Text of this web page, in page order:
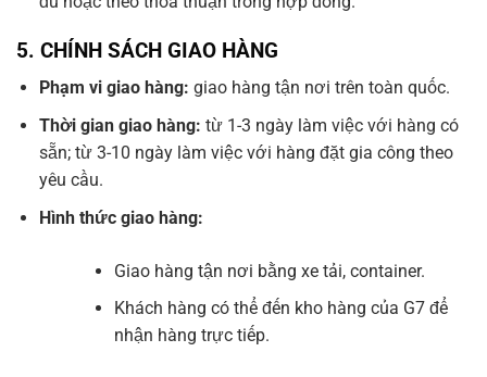
5. CHÍNH SÁCH GIAO HÀNG
Phạm vi giao hàng: giao hàng tận nơi trên toàn quốc.
Thời gian giao hàng: từ 1-3 ngày làm việc với hàng có
sẵn; từ 3-10 ngày làm việc với hàng đặt gia công theo
yêu cầu.
Hình thức giao hàng:
Giao hàng tận nơi bằng xe tải, container.
Khách hàng có thể đến kho hàng của G7 để
nhận hàng trực tiếp.